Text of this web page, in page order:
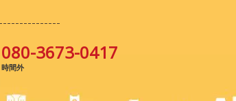
080-3673-0417
時間外